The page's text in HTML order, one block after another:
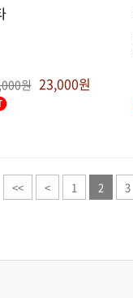
원 23,000원
<< < 1 2 3